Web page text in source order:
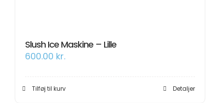
Slush Ice Maskine – Lille
600.00 kr.
Tilføj til kurv Detaljer